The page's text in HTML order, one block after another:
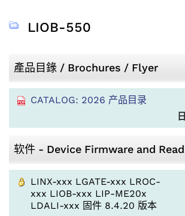
LIOB-550
產品目錄 / Brochures / Flyer
CATALOG: 2026 产品目录
软件 - Device Firmware and
LINX-xxx LGATE-xxx LROC-
xxx LIOB-xxx LIP-ME20x
LDALI-xxx 固件 8.4.20 版本